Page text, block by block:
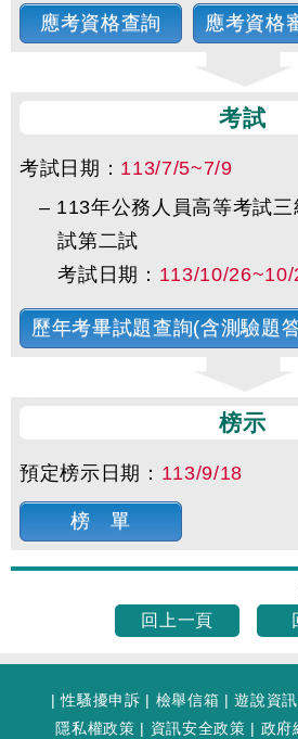
應考資格查詢 應考資格
考試
考試日期： 113/7/5~7/9
– 113年公務人員高等考試
試第二試
考試日期： 113/10/26~10/
歷年考畢試題查詢(含測驗題
榜示
預定榜示日期： 113/9/18
榜 單
回上一頁
|性騷擾申訴 | 檢舉信箱 |遊說資
隱私權政策 | 資訊安全政策 | 政府